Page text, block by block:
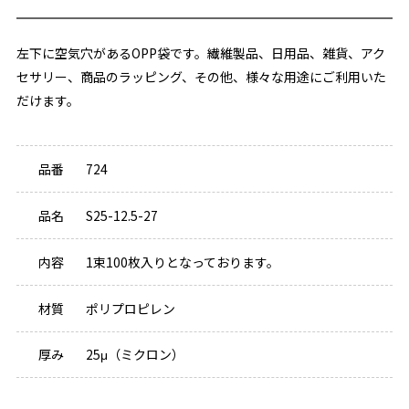
左下に空気穴があるOPP袋です。繊維製品、日用品、雑貨、アク
セサリー、商品のラッピング、その他、様々な用途にご利用いた
だけます。
品番 724
品名 S25-12.5-27
内容 1束100枚入りとなっております。
材質 ポリプロピレン
厚み 25μ（ミクロン）